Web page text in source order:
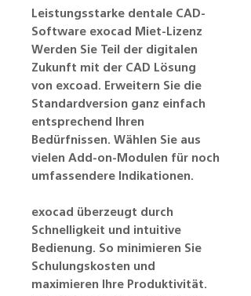
Leistungsstarke dentale CAD-
Software exocad Miet-Lizenz
Werden Sie Teil der digitalen
Zukunft mit der CAD Lösung
von excoad. Erweitern Sie die
Standardversion ganz einfach
entsprechend Ihren
Bedürfnissen. Wählen Sie aus
vielen Add-on-Modulen für noch
umfassendere Indikationen.
exocad überzeugt durch
Schnelligkeit und intuitive
Bedienung. So minimieren Sie
Schulungskosten und
maximieren Ihre Produktivität.